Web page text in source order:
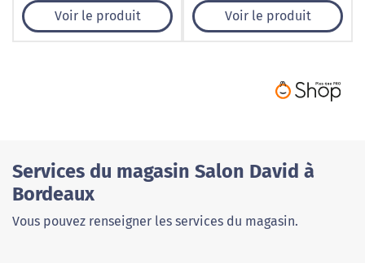
Voir le produit Voir le produit
Services du magasin Salon David à
Bordeaux
Vous pouvez renseigner les services du magasin.